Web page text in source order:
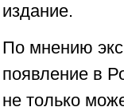
издание.
По мнению
появление в
не только